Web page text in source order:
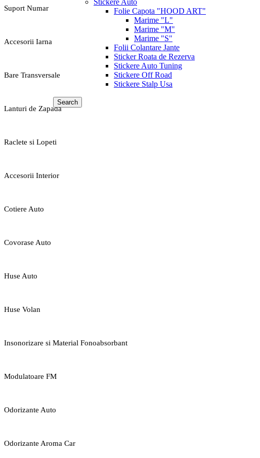
Folie Capota "HOOD ART"
Marime "L"
Marime "M"
Marime "S"
Folii Colantare Jante
Sticker Roata de Rezerva
Stickere Auto Tuning
Stickere Off Road
Stickere Stalp Usa
Search
Suport Numar
Accesorii Iarna
Bare Transversale
Lanturi de Zapada
Raclete si Lopeti
Accesorii Interior
Cotiere Auto
Covorase Auto
Huse Auto
Huse Volan
Insonorizare si Material Fonoabsorbant
Modulatoare FM
Odorizante Auto
Odorizante Aroma Car